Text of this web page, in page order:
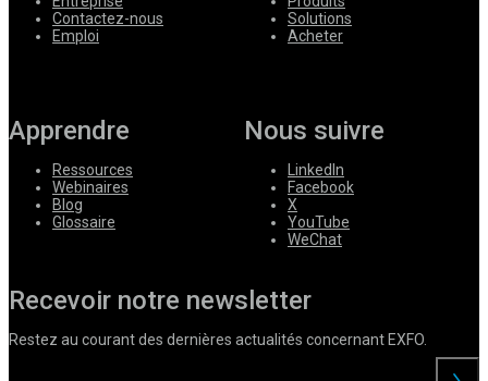
Contactez-nous
Emploi
Solutions
Acheter
Apprendre
Ressources
Webinaires
Blog
Glossaire
Nous suivre
LinkedIn
Facebook
X
YouTube
WeChat
Recevoir notre newsletter
Restez au courant des dernières actualités concernant EXFO.